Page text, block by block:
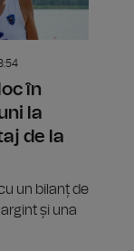
în
la
de la
un bilanț de
și una